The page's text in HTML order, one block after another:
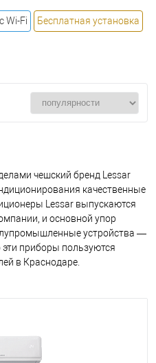
с Wi-Fi Бесплатная установка
чешский бренд Lessar
качественные
Lessar выпускаются
и основной упор
устройства —
эти приборы пользуются
в Краснодаре.